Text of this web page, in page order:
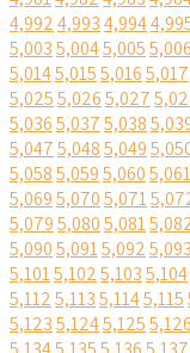
4,9924,9934,994
5,0035,0045,0055,006
5,0145,0155,0165,017
5,0255,0265,027
5,0365,0375,038
5,0475,0485,049
5,0585,0595,0605,061
5,0695,0705,071
5,0795,0805,081
5,0905,0915,0925,093
5,1015,1025,1035,104
5,1125,1135,1145,115
5,1235,1245,1255,126